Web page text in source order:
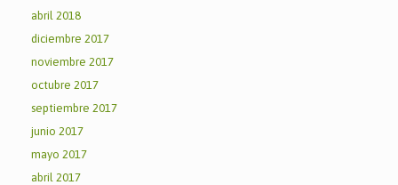
abril 2018
diciembre 2017
noviembre 2017
octubre 2017
septiembre 2017
junio 2017
mayo 2017
abril 2017